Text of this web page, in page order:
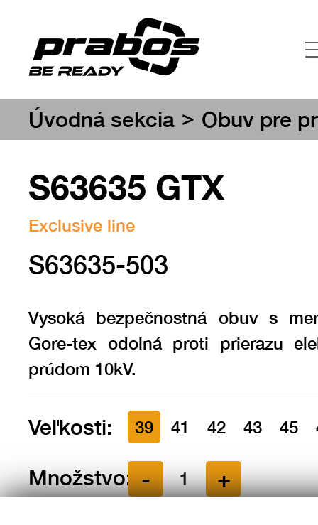
Úvodná sekcia > Obuv pre
S63635 GTX
Exclusive line
S63635-503
Vysoká bezpečnostná obuv s
Gore-tex odolná proti prierazu
prúdom 10kV.
Veľkosti: 39 41 42 43 45
Množstvo: